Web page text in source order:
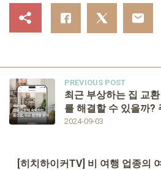
PREVIOUS POST
2024-09-03
최근 부상하는 집 교환
를 해결할 수 있을까?
[히치하이커TV] 비 여행 업종의